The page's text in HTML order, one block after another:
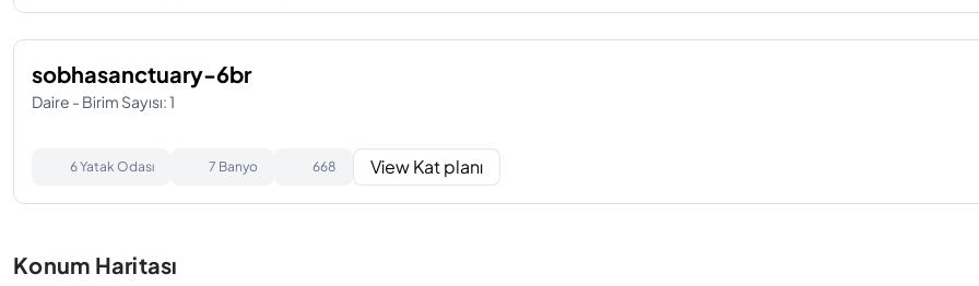
sobhasanctuary-6br
Daire - Birim Sayısı: 1
6 Yatak Odası 7 Banyo 668 View Kat planı
Konum Haritası